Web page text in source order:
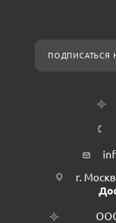
ПОДПИСАТЬСЯ
г.